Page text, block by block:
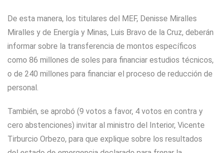
De esta manera, los titulares del MEF, Denisse Miralles
Miralles y de Energía y Minas, Luis Bravo de la Cruz, deberán
informar sobre la transferencia de montos específicos
como 86 millones de soles para financiar estudios técnicos,
o de 240 millones para financiar el proceso de reducción de
personal.
También, se aprobó (9 votos a favor, 4 votos en contra y
cero abstenciones) invitar al ministro del Interior, Vicente
Tirburcio Orbezo, para que explique sobre los resultados